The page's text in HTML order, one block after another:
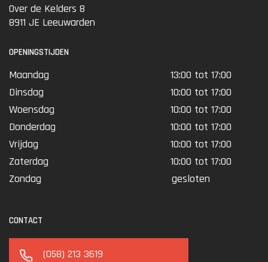
Over de Kelders 8
8911 JE Leeuwarden
OPENINGSTIJDEN
Maandag
13:00 tot 17:00
Dinsdag
10:00 tot 17:00
Woensdag
10:00 tot 17:00
Donderdag
10:00 tot 17:00
Vrijdag
10:00 tot 17:00
Zaterdag
10:00 tot 17:00
Zondag
gesloten
CONTACT
(058) 213 3619